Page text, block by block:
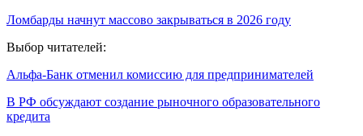
Ломбарды начнут массово закрываться в 2026 году
Выбор читателей:
Альфа-Банк отменил комиссию для предпринимателей
В РФ обсуждают создание рыночного образовательного
кредита